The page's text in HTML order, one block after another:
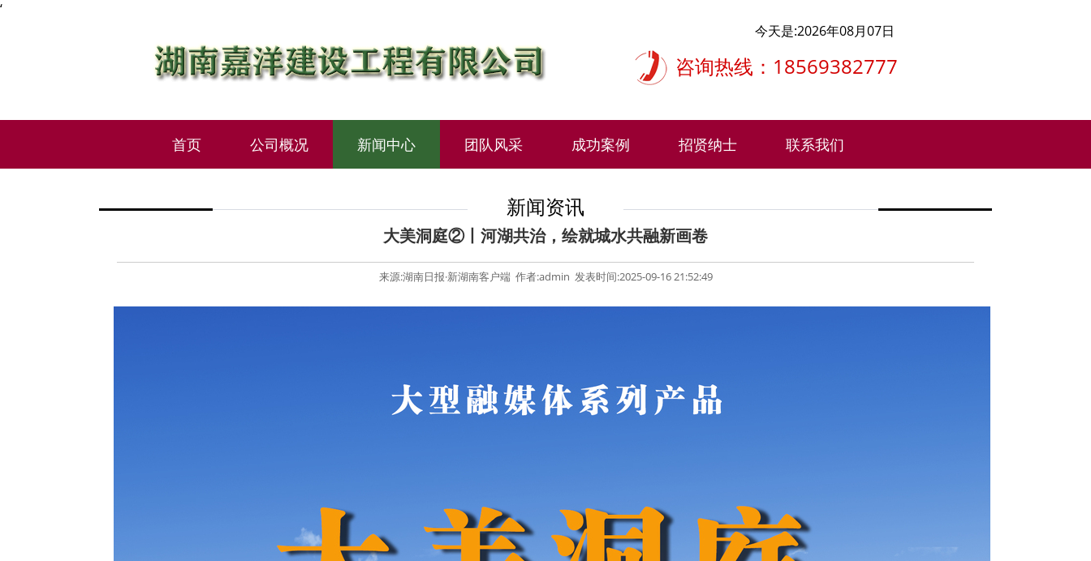
‘
今天是:2026年08月07日
咨询热线：18569382777
首页 公司概况 新闻中心 团队风采 成功案例 招贤纳士 联系我们
新闻资讯
大美洞庭②丨河湖共治，绘就城水共融新画卷
来源:湖南日报·新湖南客户端 作者:admin 发表时间:2025-09-16 21:52:49